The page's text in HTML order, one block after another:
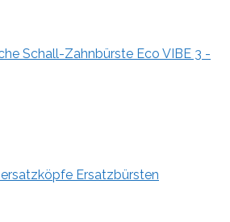
Schall-Zahnbürste Eco VIBE 3 -
Ersatzbürsten